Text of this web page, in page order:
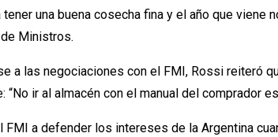
tener una buena cosecha fina y el año que
Ministros.
a las negociaciones con el FMI, Rossi reiteró
“No ir al almacén con el manual del comprador
FMI a defender los intereses de la Argentina